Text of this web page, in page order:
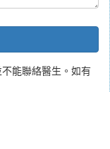
能聯絡醫生。如有